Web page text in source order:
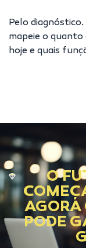
Pelo
mapeie o quanto
hoje e quais
O
AGORA
PODE